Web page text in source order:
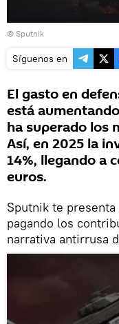
© Sputnik
Síguenos en
El gasto en
está
ha superado los
Así, en 2025 la
14%, llegando a
euros.
Sputnik te
pagando los
narrativa antirrusa